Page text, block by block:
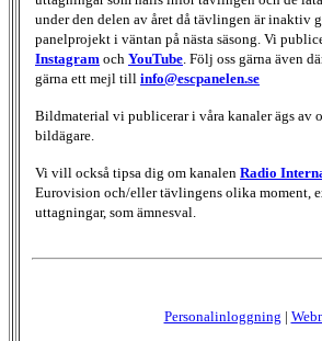
under den delen av året då tävlingen är inaktiv
panelprojekt i väntan på nästa säsong. Vi
Instagram och YouTube . Följ oss gärna även
gärna ett mejl till info@escpanelen.se
Bildmaterial vi publicerar i våra kanaler ägs av
bildägare.
Vi vill också tipsa dig om kanalen Radio
Eurovision och/eller tävlingens olika moment,
uttagningar, som ämnesval.
Personalinloggning |